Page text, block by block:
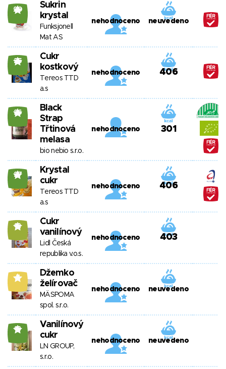
20
Sukrin
krystal
Funksjonell
Mat AS
nehodnoceno neuvedeno
25
Cukr
kostkový
Tereos TTD
a.s
nehodnoceno 406
26
Black
Strap
Třtinová
melasa
bio nebio s.r.o.
nehodnoceno 301
27
Krystal
cukr
Tereos TTD
a.s
nehodnoceno 406
12
Cukr
vanilínový
Lidl Česká
republika v.o.s.
nehodnoceno 403
7
Džemko
želírovač
MÄSPOMA
spol. s.r.o.
nehodnoceno neuvedeno
18
Vanilínový
cukr
LN GROUP,
s.r.o.
nehodnoceno neuvedeno